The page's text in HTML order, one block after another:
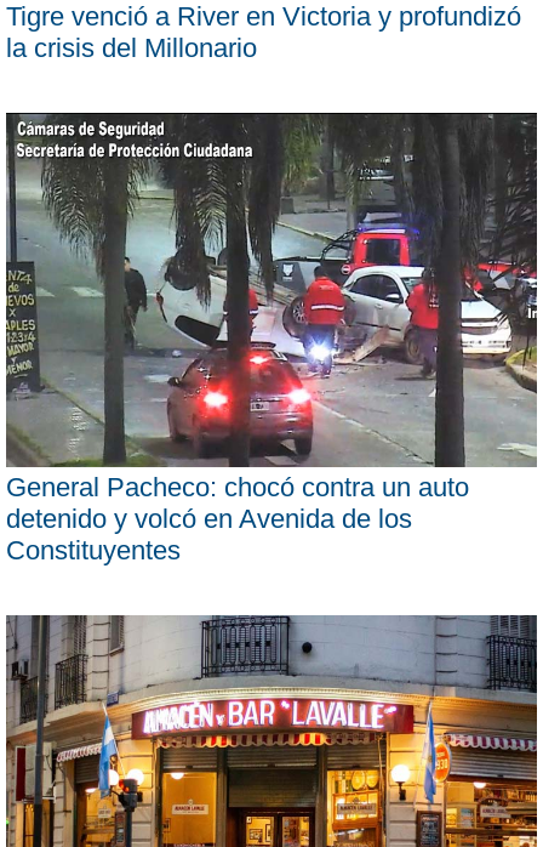
Tigre venció a River en Victoria y profundizó
la crisis del Millonario
General Pacheco: chocó contra un auto
detenido y volcó en Avenida de los
Constituyentes